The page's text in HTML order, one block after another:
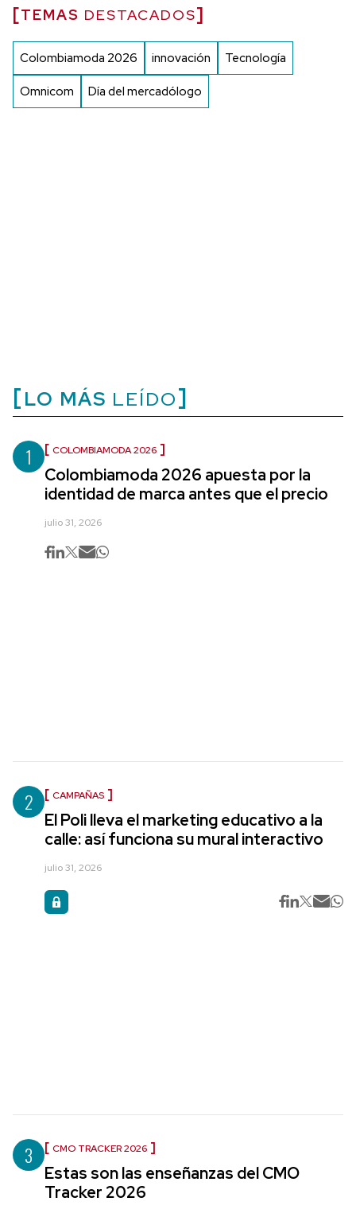
TEMAS DESTACADOS
Colombiamoda 2026 innovación Tecnología
Omnicom Día del mercadólogo
LO MÁS LEÍDO
1 COLOMBIAMODA 2026
Colombiamoda 2026 apuesta por la
identidad de marca antes que el precio
julio 31, 2026
2 CAMPAÑAS
El Poli lleva el marketing educativo a la
calle: así funciona su mural interactivo
julio 31, 2026
3 CMO TRACKER 2026
Estas son las enseñanzas del CMO
Tracker 2026